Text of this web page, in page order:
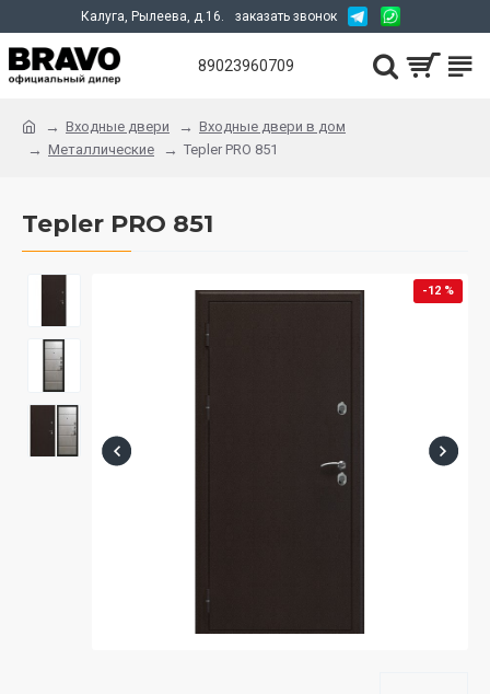
Калуга, Рылеева, д.16. заказать звонок
89023960709
Входные двери
Входные двери в дом
Металлические
Tepler PRO 851
Tepler PRO 851
-12 %